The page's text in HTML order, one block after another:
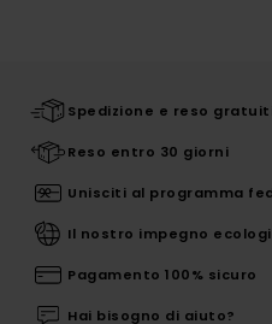
Spedizione e reso
Reso entro 30 giorni
Unisciti al programma
Il nostro impegno
Pagamento 100% sicuro
Hai bisogno di aiuto?